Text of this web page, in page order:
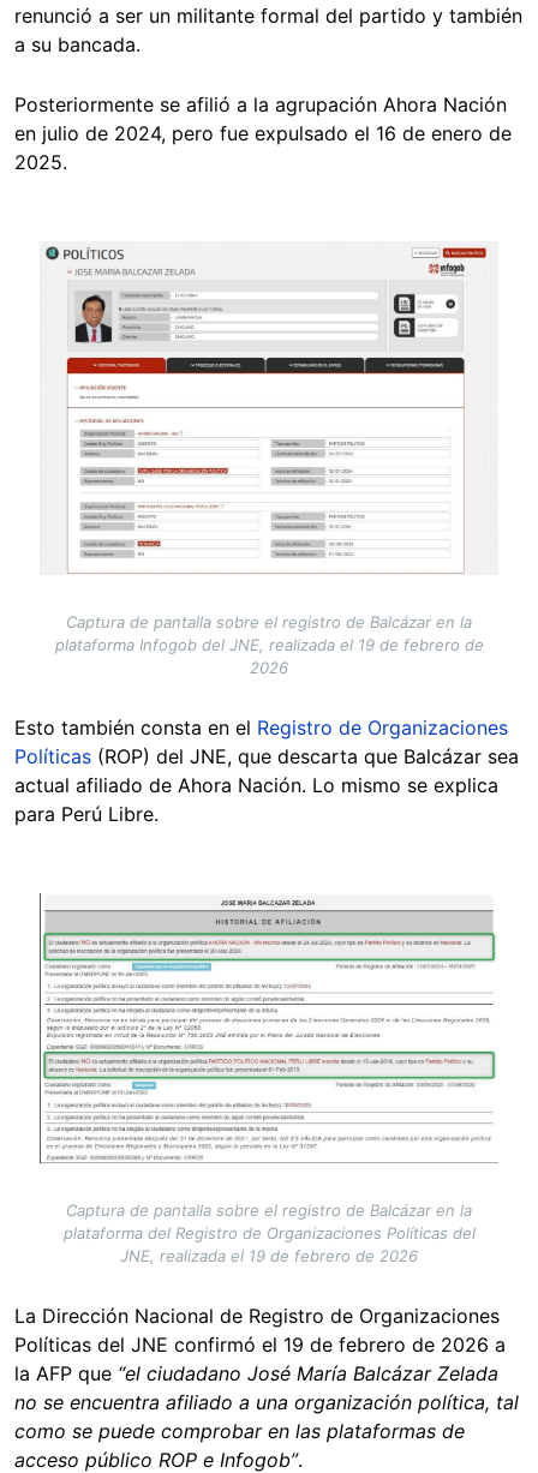
renunció a ser un militante formal del partido y también
a su bancada.
Posteriormente se afilió a la agrupación Ahora Nación
en julio de 2024, pero fue expulsado el 16 de enero de
2025.
Image
Captura de pantalla sobre el registro de Balcázar en la
plataforma Infogob del JNE, realizada el 19 de febrero de
2026
Esto también consta en el Registro de Organizaciones
Políticas (ROP) del JNE, que descarta que Balcázar sea
actual afiliado de Ahora Nación. Lo mismo se explica
para Perú Libre.
Image
Captura de pantalla sobre el registro de Balcázar en la
plataforma del Registro de Organizaciones Políticas del
JNE, realizada el 19 de febrero de 2026
La Dirección Nacional de Registro de Organizaciones
Políticas del JNE confirmó el 19 de febrero de 2026 a
la AFP que “el ciudadano José María Balcázar Zelada
no se encuentra afiliado a una organización política, tal
como se puede comprobar en las plataformas de
acceso público ROP e Infogob”.